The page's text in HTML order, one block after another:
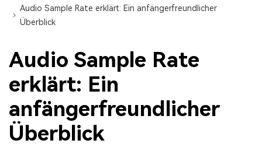
Audio Sample Rate erklärt: Ein anfängerfreundlicher
Überblick
Audio Sample Rate
erklärt: Ein
anfängerfreundlicher
Überblick